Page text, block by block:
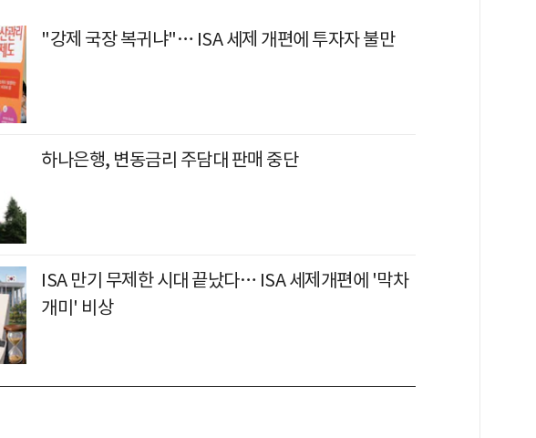
"강제 국장 복귀냐"… ISA 세제 개편에 투자자 불만
하나은행, 변동금리 주담대 판매 중단
ISA 만기 무제한 시대 끝났다… ISA 세제개편에 '막차
개미' 비상